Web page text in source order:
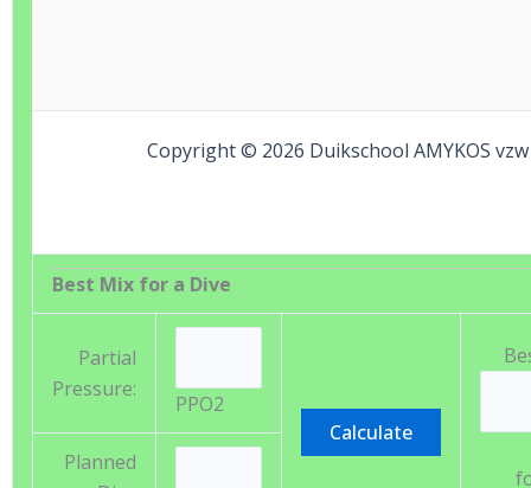
Copyright © 2026 Duikschool AMYKOS vzw
Best Mix for a Dive
Partial
Pressure:
PPO2
Planned